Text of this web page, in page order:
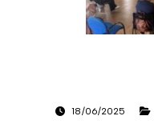
18/06/2025